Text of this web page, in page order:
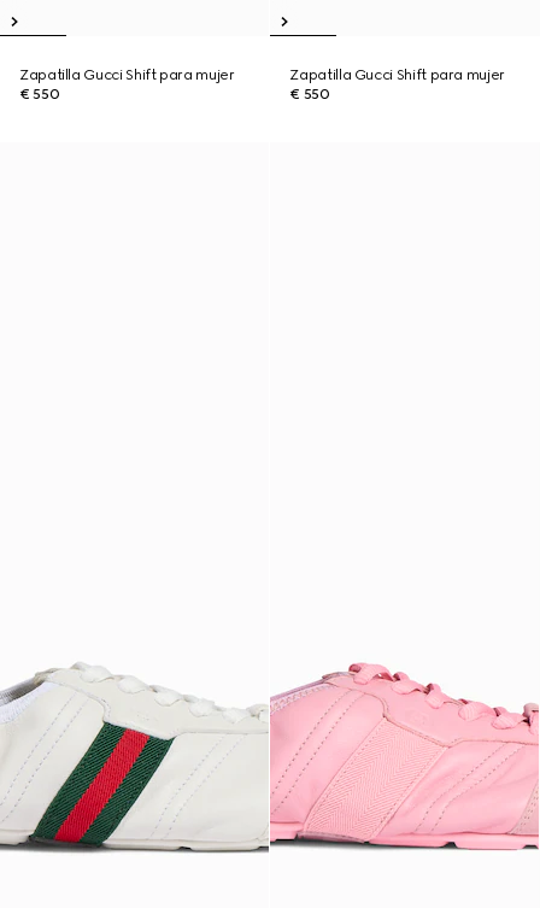
Zapatilla Gucci Shift para mujer
€ 550
Zapatilla Gucci Shift para mujer
€ 550